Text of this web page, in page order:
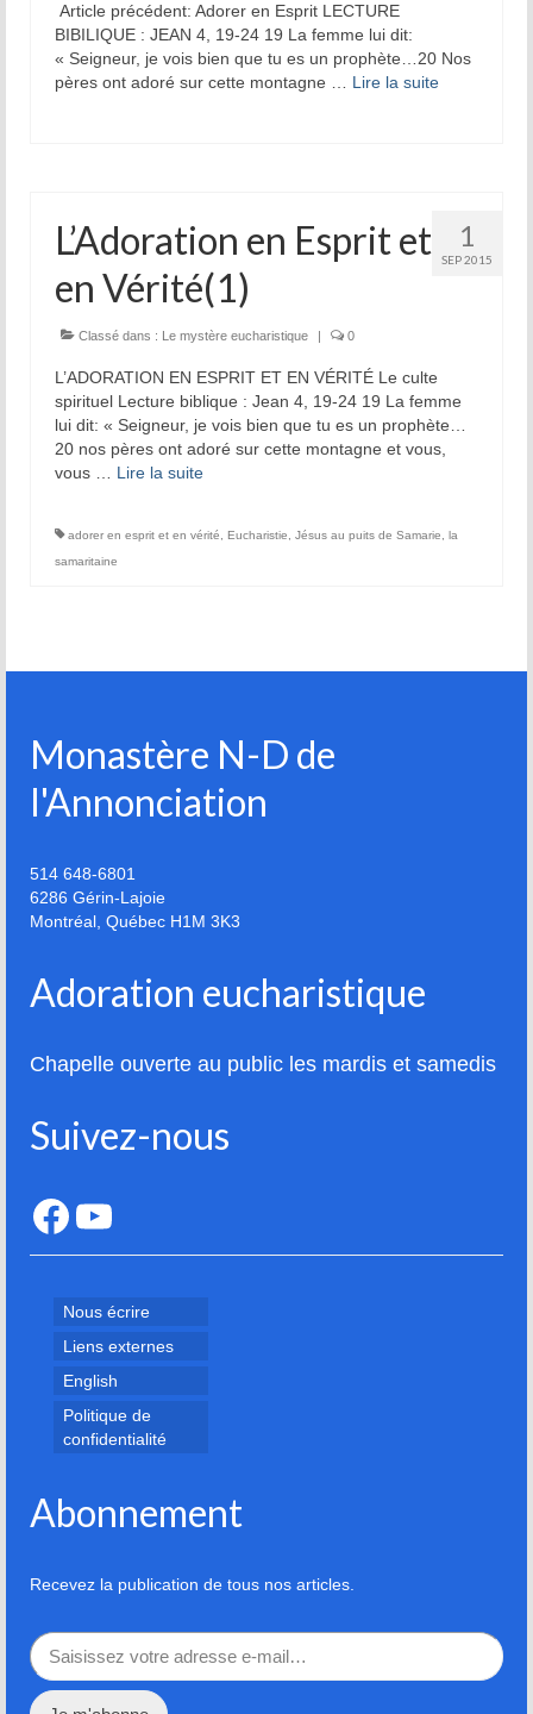
Article précédent: Adorer en Esprit LECTURE
BIBILIQUE : JEAN 4, 19-24 19 La femme lui dit:
« Seigneur, je vois bien que tu es un prophète…20 Nos
pères ont adoré sur cette montagne … Lire la suite­­
1
SEP 2015
L’Adoration en Esprit et
en Vérité(1)
Classé dans : Le mystère eucharistique 0
L’ADORATION EN ESPRIT ET EN VÉRITÉ Le culte
spirituel Lecture biblique : Jean 4, 19-24 19 La femme
lui dit: « Seigneur, je vois bien que tu es un prophète…
20 nos pères ont adoré sur cette montagne et vous,
vous … Lire la suite­­
adorer en esprit et en vérité, Eucharistie, Jésus au puits de Samarie, la
samaritaine
Monastère N-D de
l'Annonciation
514 648-6801
6286 Gérin-Lajoie
Montréal, Québec H1M 3K3
Adoration eucharistique
Chapelle ouverte au public les mardis et samedis
Suivez-nous
Facebook
YouTube
Nous écrire
Liens externes
English
Politique de
confidentialité
Abonnement
Recevez la publication de tous nos articles.
Saisissez votre adresse e-mail…